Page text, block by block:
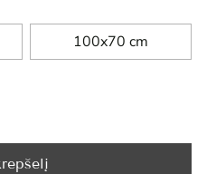
100x70 cm